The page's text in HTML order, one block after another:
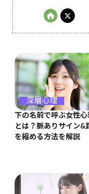
深層心理
下の名前で呼ぶ女性心
とは？脈ありサイン&
を縮める方法を解説